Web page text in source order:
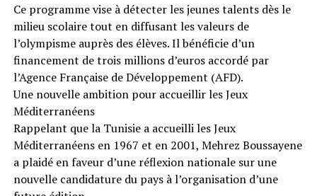
Ce programme vise à détecter les jeunes talents dès le
milieu scolaire tout en diffusant les valeurs de
l’olympisme auprès des élèves. Il bénéficie d’un
financement de trois millions d’euros accordé par
l’Agence Française de Développement (AFD).
Une nouvelle ambition pour accueillir les Jeux
Méditerranéens
Rappelant que la Tunisie a accueilli les Jeux
Méditerranéens en 1967 et en 2001, Mehrez Boussayene
a plaidé en faveur d’une réflexion nationale sur une
nouvelle candidature du pays à l’organisation d’une